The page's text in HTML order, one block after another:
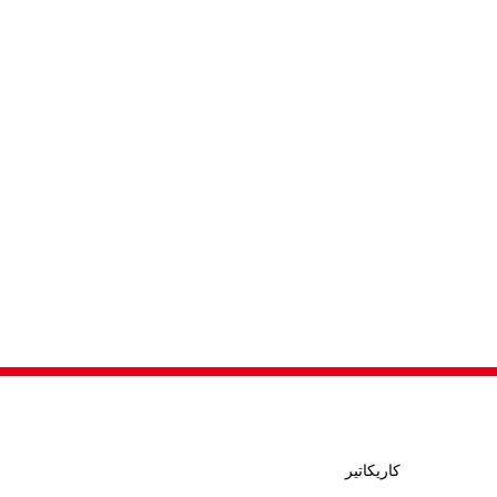
كاريكاتير